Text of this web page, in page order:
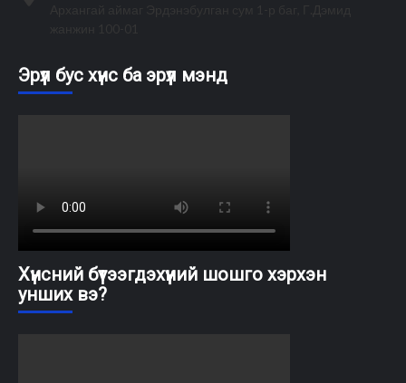
Эрүүл бус хүнс ба эрүүл мэнд
Хүнсний бүтээгдэхүүний шошго хэрхэн
унших вэ?